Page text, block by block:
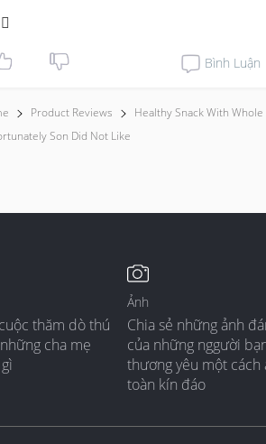
Bình Luận
Product Reviews
Healthy Snack With
Son Did Not Like
thăm dò thú
cha mẹ
Ảnh
Chia sẻ những ảnh
của những nggười
thương yêu một cách
toàn kín đáo